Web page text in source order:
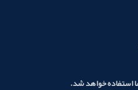
استفاده خواهد شد.